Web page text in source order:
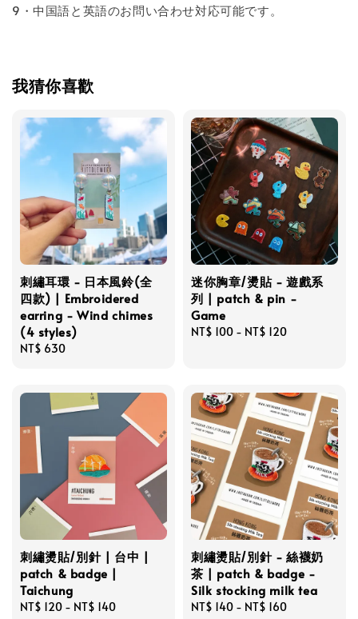
9・中国語と英語のお問い合わせ対応可能です。
我猜你喜歡
刺繡耳環 - 日本風鈴(全
四款) | Embroidered
earring - Wind chimes
(4 styles)
Regular
NT$ 630
迷你胸章/燙貼 - 遊戲系
列 | patch & pin -
Game
Regular
NT$ 100 - NT$ 120
刺繡燙貼/別針 | 台中 |
patch & badge |
Taichung
Regular
NT$ 120 - NT$ 140
刺繡燙貼/別針 - 絲襪奶
茶 | patch & badge -
Silk stocking milk tea
Regular
NT$ 140 - NT$ 160